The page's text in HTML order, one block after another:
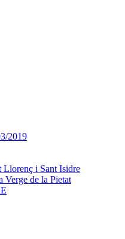
2019
Llorenç i Sant Isidre
Verge de la Pietat